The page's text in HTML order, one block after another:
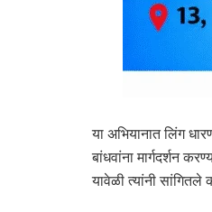
या अभियानात लिंग
बांधवांना मार्गदर्शन
यावेळी त्यांनी सांगितले